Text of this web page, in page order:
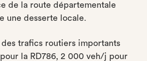
de la route départementale
une desserte locale.
trafics routiers importants
la RD786, 2 000 veh/j pour